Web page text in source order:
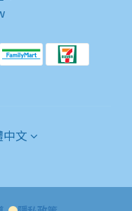
文